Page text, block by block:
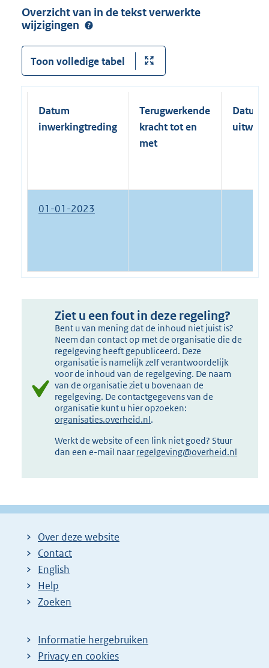
Overzicht van in de tekst verwerkte
wijzigingen
Toon volledige tabel
Datum
inwerkingtreding
Terugwerkende
kracht tot en
met
Datum
01-01-2023
Ziet u een fout in deze regeling?
Bent u van mening dat de inhoud niet juist is?
Neem dan contact op met de organisatie die de
regelgeving heeft gepubliceerd. Deze
organisatie is namelijk zelf verantwoordelijk
voor de inhoud van de regelgeving. De naam
van de organisatie ziet u bovenaan de
regelgeving. De contactgegevens van de
organisatie kunt u hier opzoeken:
organisaties.overheid.nl.
Werkt de website of een link niet goed? Stuur
dan een e-mail naar regelgeving@overheid.nl
Over deze website
Contact
English
Help
Zoeken
Informatie hergebruiken
Privacy en cookies